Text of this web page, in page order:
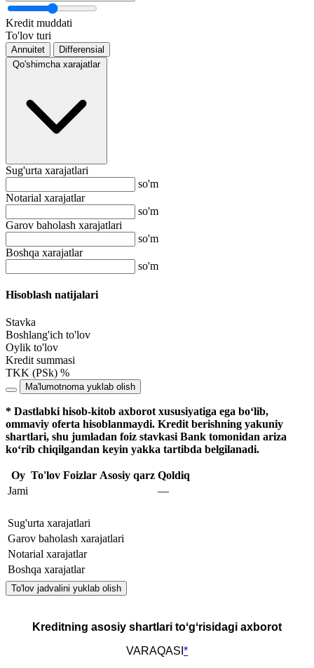
Kredit muddati
To'lov turi
Annuitet
Differensial
Qo'shimcha xarajatlar
Sug'urta xarajatlari
so'm
Notarial xarajatlar
so'm
Garov baholash xarajatlari
so'm
Boshqa xarajatlar
so'm
Hisoblash natijalari
Stavka
Boshlang'ich to'lov
Oylik to'lov
Kredit summasi
TKK (PSk) %
Ma'lumotnoma yuklab olish
* Dastlabki hisob-kitob axborot xususiyatiga ega bo‘lib,
ommaviy oferta hisoblanmaydi. Kredit berishning yakuniy
shartlari, shu jumladan foiz stavkasi Bank tomonidan ariza
ko‘rib chiqilgandan keyin yakka tartibda belgilanadi.
Oy To'lov Foizlar Asosiy qarz Qoldiq
Jami
—
Sug'urta xarajatlari
Garov baholash xarajatlari
Notarial xarajatlar
Boshqa xarajatlar
To'lov jadvalini yuklab olish
Kreditning asosiy shartlari toʻgʻrisidagi axborot
VARAQASI *